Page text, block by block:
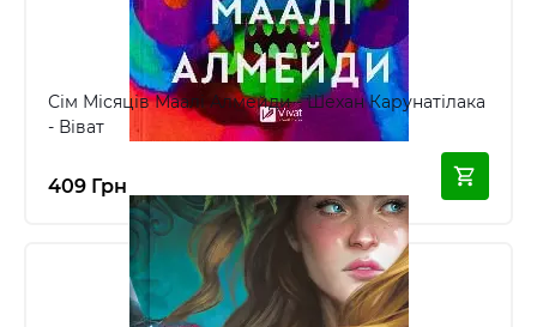
Сім Місяців Маалі Алмейди - Шехан Карунатілака
- Віват
409 Грн